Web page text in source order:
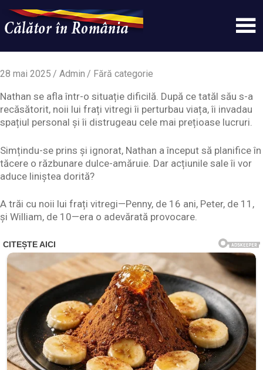
content
Calatorinromania
simplu
WordPress
28 mai 2025 Admin Fără categorie
Nathan se afla într-o situație dificilă. După ce tatăl său s-a
recăsătorit, noii lui frați vitregi îi perturbau viața, îi invadau
spațiul personal și îi distrugeau cele mai prețioase lucruri.
Simțindu-se prins și ignorat, Nathan a început să planifice în
tăcere o răzbunare dulce-amăruie. Dar acțiunile sale îi vor
aduce liniștea dorită?
A trăi cu noii lui frați vitregi—Penny, de 16 ani, Peter, de 11,
și William, de 10—era o adevărată provocare.